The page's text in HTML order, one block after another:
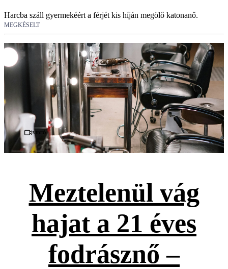
Harcba száll gyermekéért a férjét kis híján megölő katonanő.
MEGKÉSELT
Videó
Meztelenül vág
hajat a 21 éves
fodrásznő –